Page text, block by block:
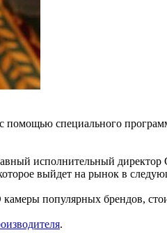
помощью специального
исполнительный
выйдет на рынок в
популярных брендов,
.